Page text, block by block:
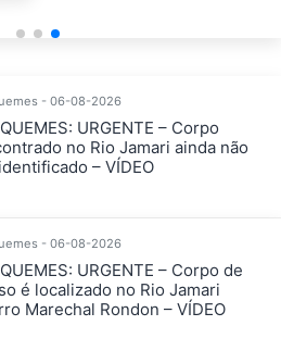
- 06-08-2026
URGENTE – Corpo
no Rio Jamari ainda não
– VÍDEO
- 06-08-2026
URGENTE – Corpo de
é localizado no Rio Jamari
Marechal Rondon – VÍDEO